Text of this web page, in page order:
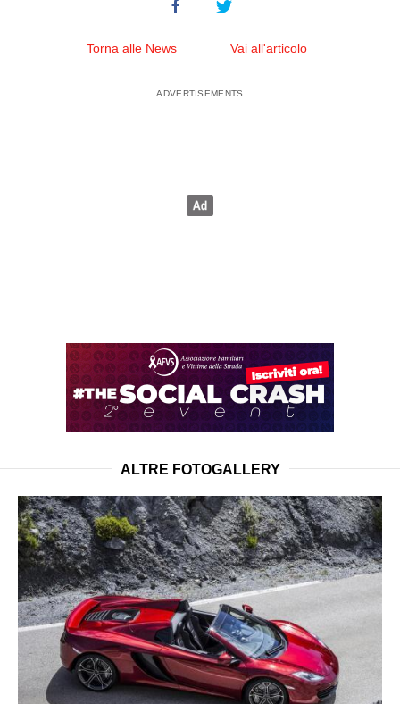
Torna alle News Vai all'articolo
ALTRE FOTOGALLERY